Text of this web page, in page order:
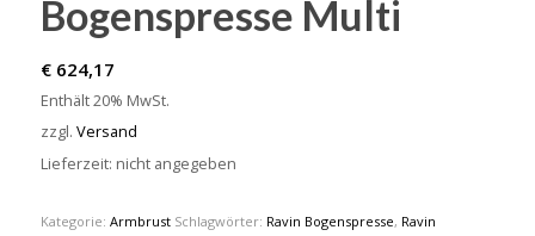
Bogenspresse Multi
€624,17
Enthält 20% MwSt.
zzgl. Versand
Lieferzeit: nicht angegeben
Kategorie: Armbrust Schlagwörter: Ravin Bogenspresse, Ravin